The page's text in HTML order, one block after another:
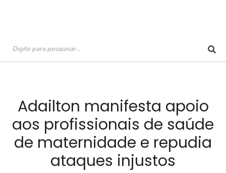
Adailton manifesta apoio
aos profissionais de saúde
de maternidade e repudia
ataques injustos